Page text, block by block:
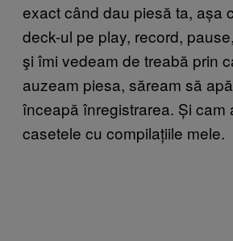
exact când dau piesă ta, așa
deck-ul pe play, record,
şi îmi vedeam de treabă prin
auzeam piesa, săream să
înceapă înregistrarea. Și cam
casetele cu compilațiile mele.